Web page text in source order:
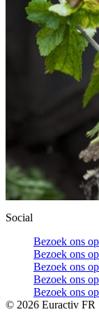
Social
Bezoek ons
Bezoek ons
Bezoek ons
Bezoek ons
Bezoek ons
© 2026 Euractiv FR